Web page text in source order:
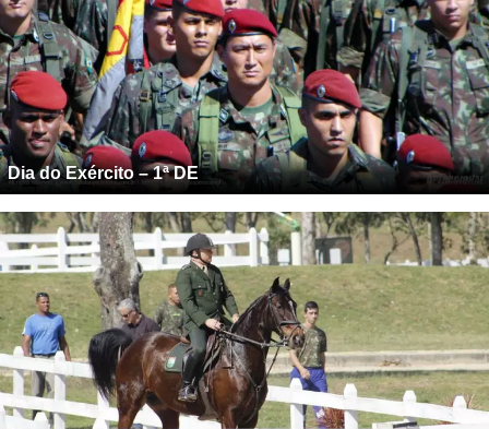
Dia do Exército – 1ª DE